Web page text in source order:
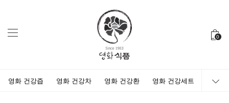
0
영화 건강즙 영화 건강차 영화 건강환 영화 건강세트